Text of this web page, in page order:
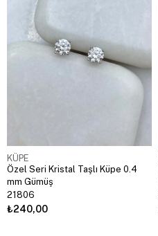
KÜPE
Özel Seri Kristal Taşlı Küpe 0.4
mm Gümüş
21806
₺240,00